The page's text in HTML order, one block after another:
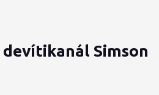
devítikanál Simson